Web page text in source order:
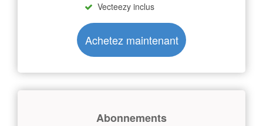
Vecteezy inclus
Achetez maintenant
Abonnements